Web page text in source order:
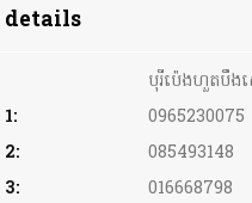
details
បុរីប៉េងហួតបឹង
0965230075
085493148
016668798